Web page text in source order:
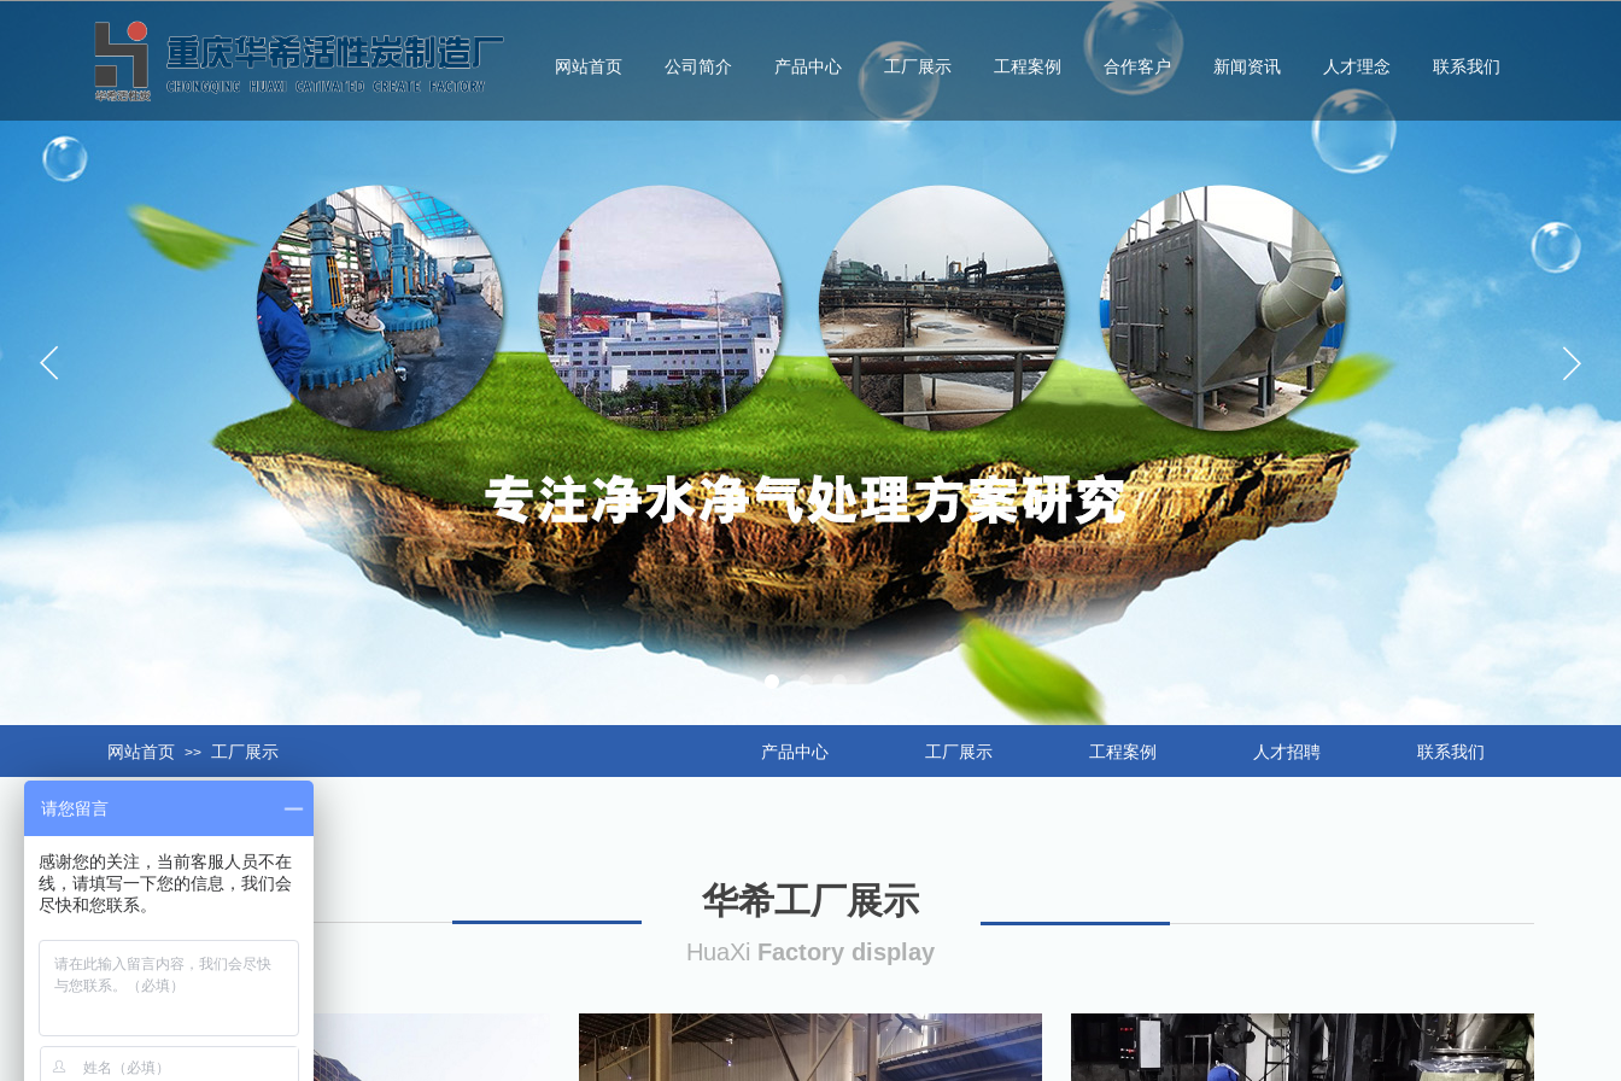
产品中心 工厂展示 工程案例 人才招聘 联系我们
网站首页 >> 工厂展示
华希工厂展示
HuaXi Factory display
网站首页 公司简介 产品中心 工厂展示 工程案例 合作客户 新闻资讯 人才理念 联系我们
请您留言
感谢您的关注，当前客服人员不在
线，请填写一下您的信息，我们会
尽快和您联系。